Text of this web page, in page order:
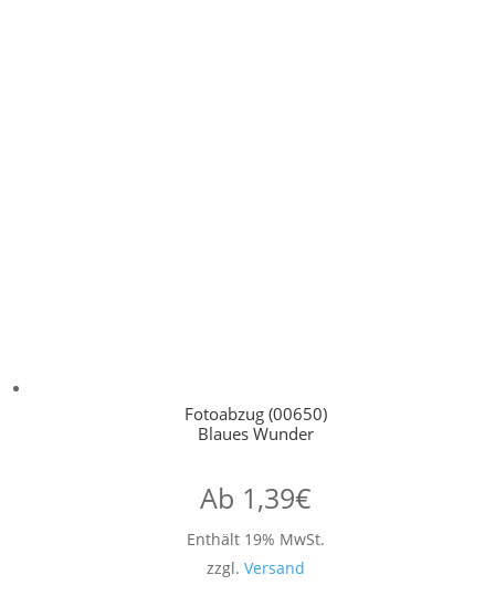
Fotoabzug (00650)
Blaues Wunder
Ab 1,39€
Enthält 19% MwSt.
zzgl. Versand